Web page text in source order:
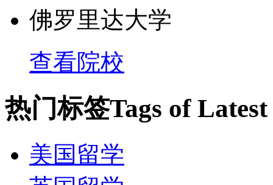
佛罗里达大学
查看院校
热门标签Tags of Latest
美国留学